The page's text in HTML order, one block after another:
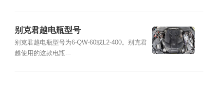
别克君越电瓶型号
别克君越电瓶型号为6-QW-60或L2-400。别克君
越使用的这款电瓶...